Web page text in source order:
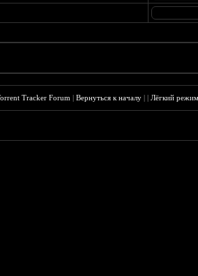
Tracker Forum |Вернуться к началу ||Лёгкий